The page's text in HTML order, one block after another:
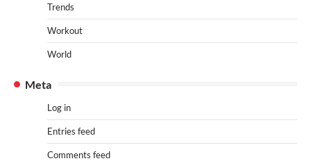
Trends
Workout
World
Meta
Log in
Entries feed
Comments feed